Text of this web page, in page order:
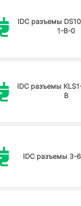
IDC разъемы
1-B-0
IDC разъемы
B
IDC разъемы 3-